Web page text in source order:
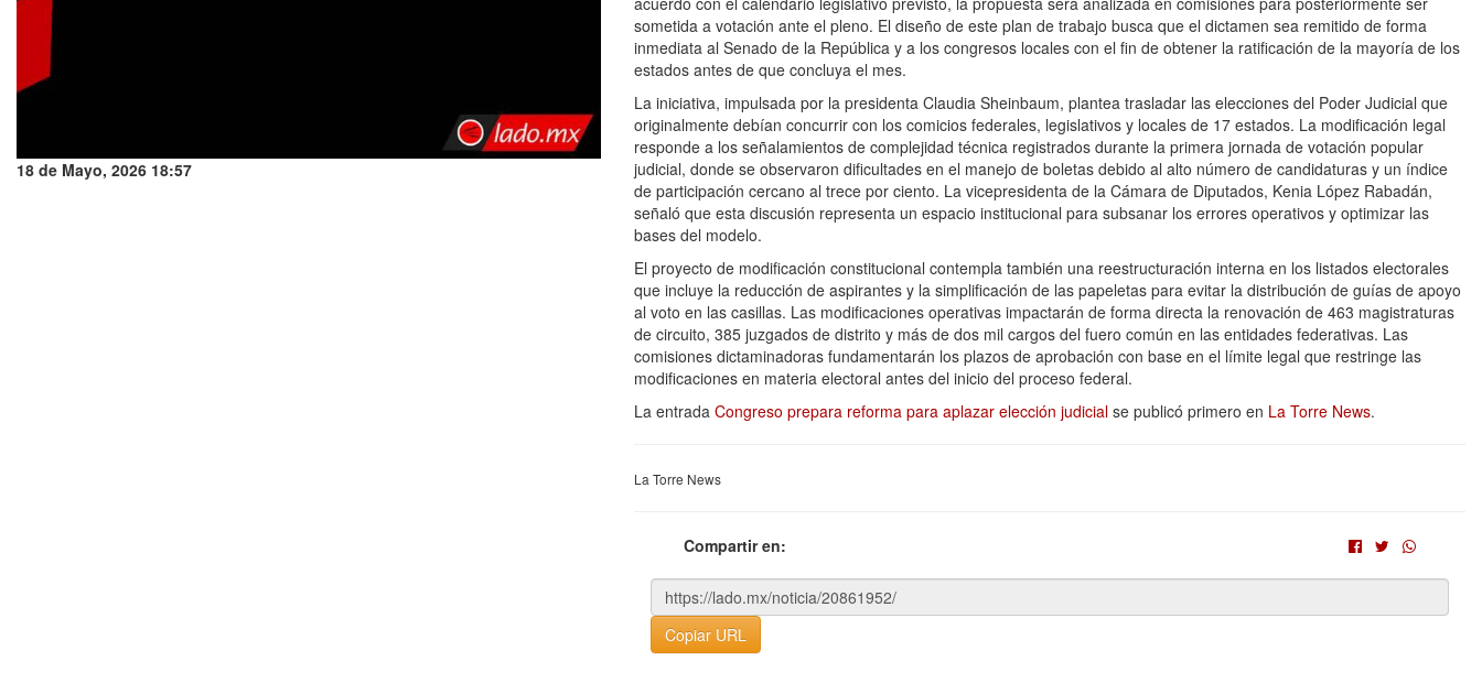
18 de Mayo, 2026 18:57
sometida a votación ante el pleno. El diseño de este plan de trabajo busca que el dictamen sea remitido de forma
inmediata al Senado de la República y a los congresos locales con el fin de obtener la ratificación de la mayoría de los
estados antes de que concluya el mes.
La iniciativa, impulsada por la presidenta Claudia Sheinbaum, plantea trasladar las elecciones del Poder Judicial que
originalmente debían concurrir con los comicios federales, legislativos y locales de 17 estados. La modificación legal
responde a los señalamientos de complejidad técnica registrados durante la primera jornada de votación popular
judicial, donde se observaron dificultades en el manejo de boletas debido al alto número de candidaturas y un índice
de participación cercano al trece por ciento. La vicepresidenta de la Cámara de Diputados, Kenia López Rabadán,
señaló que esta discusión representa un espacio institucional para subsanar los errores operativos y optimizar las
bases del modelo.
El proyecto de modificación constitucional contempla también una reestructuración interna en los listados electorales
que incluye la reducción de aspirantes y la simplificación de las papeletas para evitar la distribución de guías de apoyo
al voto en las casillas. Las modificaciones operativas impactarán de forma directa la renovación de 463 magistraturas
de circuito, 385 juzgados de distrito y más de dos mil cargos del fuero común en las entidades federativas. Las
comisiones dictaminadoras fundamentarán los plazos de aprobación con base en el límite legal que restringe las
modificaciones en materia electoral antes del inicio del proceso federal.
La entrada Congreso prepara reforma para aplazar elección judicial se publicó primero en La Torre News.
La Torre News
Compartir en:
Copiar URL